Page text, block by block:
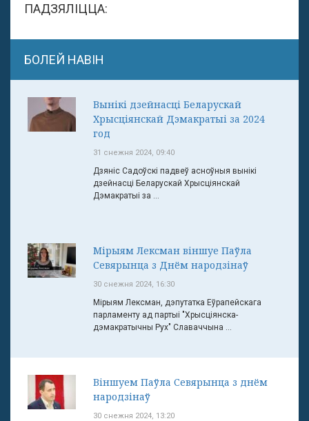
ПАДЗЯЛІЦЦА:
БОЛЕЙ НАВІН
Вынікі дзейнасці Беларускай
Хрысціянскай Дэмакратыі за 2024
год
31 снежня 2024, 09:40
Дзяніс Садоўскі падвеў асноўныя вынікі
дзейнасці Беларускай Хрысціянскай
Дэмакратыі за ...
Мірыям Лексман віншуе Паўла
Севярынца з Днём народзінаў
30 снежня 2024, 16:30
Мірыям Лексман, дэпутатка Еўрапейскага
парламенту ад партыі "Хрысціянска-
дэмакратычны Рух" Славаччына ...
Віншуем Паўла Севярынца з днём
народзінаў
30 снежня 2024, 13:20